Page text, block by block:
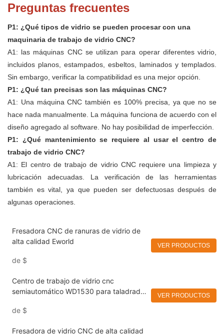
Preguntas frecuentes
P1: ¿Qué tipos de vidrio se pueden procesar con una
maquinaria de trabajo de vidrio CNC?
A1: las máquinas CNC se utilizan para operar diferentes vidrio,
incluidos planos, estampados, esbeltos, laminados y templados.
Sin embargo, verificar la compatibilidad es una mejor opción.
P1: ¿Qué tan precisas son las máquinas CNC?
A1: Una máquina CNC también es 100% precisa, ya que no se
hace nada manualmente. La máquina funciona de acuerdo con el
diseño agregado al software. No hay posibilidad de imperfección.
P1: ¿Qué mantenimiento se requiere al usar el centro de
trabajo de vidrio CNC?
A1: El centro de trabajo de vidrio CNC requiere una limpieza y
lubricación adecuadas. La verificación de las herramientas
también es vital, ya que pueden ser defectuosas después de
algunas operaciones.
Fresadora CNC de ranuras de vidrio de
alta calidad Eworld
de $
VER PRODUCTOS
Centro de trabajo de vidrio cnc
semiautomático WD1530 para taladrado,
de $
VER PRODUCTOS
Fresadora de vidrio CNC de alta calidad